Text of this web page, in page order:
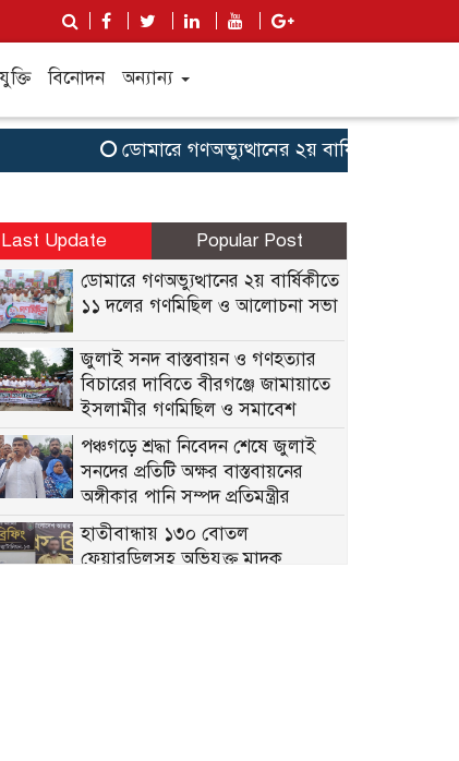
বিনোদন অন্যান্য
ডোমারে গণঅভ্যুত্থানের ২য় বার্ষিকীতে ১১
Last Update
Popular Post
ডোমারে গণঅভ্যুত্থানের ২য় বার্ষিকীতে
১১ দলের গণমিছিল ও আলোচনা সভা
জুলাই সনদ বাস্তবায়ন ও গণহত্যার
বিচারের দাবিতে বীরগঞ্জে জামায়াতে
ইসলামীর গণমিছিল ও সমাবেশ
পঞ্চগড়ে শ্রদ্ধা নিবেদন শেষে জুলাই
সনদের প্রতিটি অক্ষর বাস্তবায়নের
অঙ্গীকার পানি সম্পদ প্রতিমন্ত্রীর
হাতীবান্ধায় ১৩০ বোতল
ফেয়ারডিলসহ অভিযুক্ত মাদক